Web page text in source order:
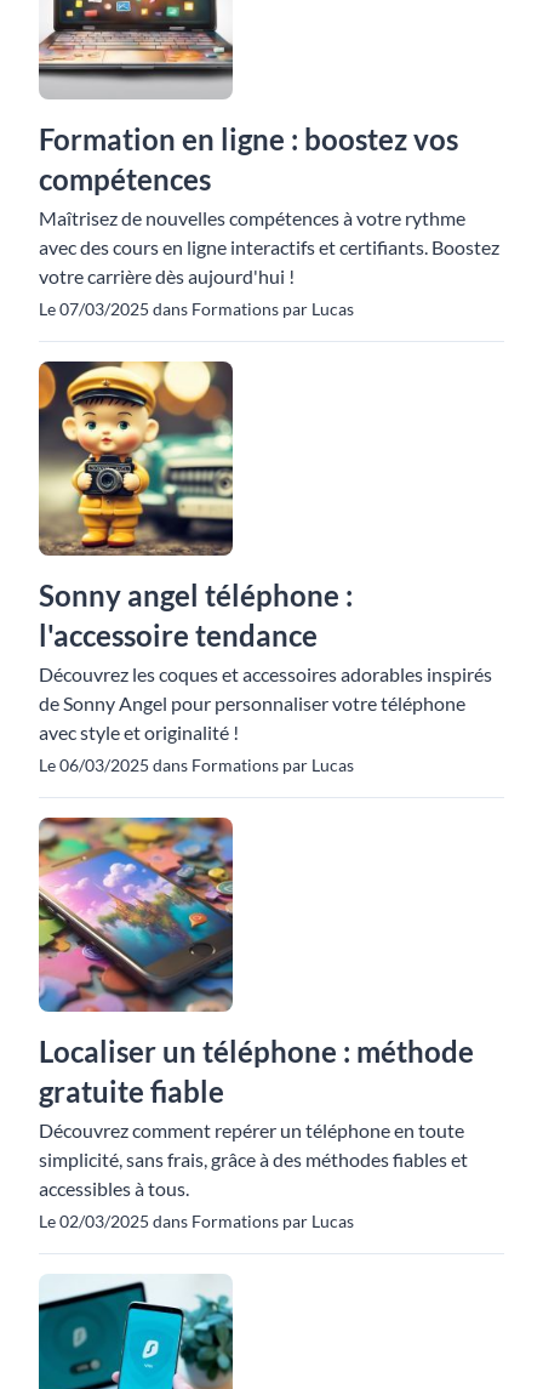
Formation en ligne : boostez vos
compétences
Maîtrisez de nouvelles compétences à votre rythme
avec des cours en ligne interactifs et certifiants. Boostez
votre carrière dès aujourd'hui !
Le 07/03/2025 dans Formations par Lucas
Sonny angel téléphone :
l'accessoire tendance
Découvrez les coques et accessoires adorables inspirés
de Sonny Angel pour personnaliser votre téléphone
avec style et originalité !
Le 06/03/2025 dans Formations par Lucas
Localiser un téléphone : méthode
gratuite fiable
Découvrez comment repérer un téléphone en toute
simplicité, sans frais, grâce à des méthodes fiables et
accessibles à tous.
Le 02/03/2025 dans Formations par Lucas